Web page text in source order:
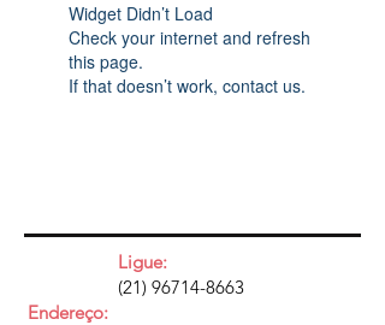
Widget Didn’t Load
Check your internet and refresh
this page.
If that doesn’t work, contact us.
Ligue:
(21) 96714-8663
Endereço: